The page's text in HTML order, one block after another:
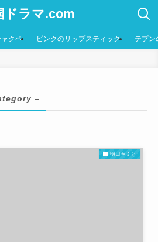
ドラマ.com
クペ ピンクのリップスティック テプン
–
明日キミと